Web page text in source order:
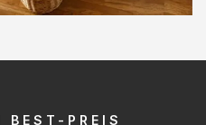
BEST-PREIS